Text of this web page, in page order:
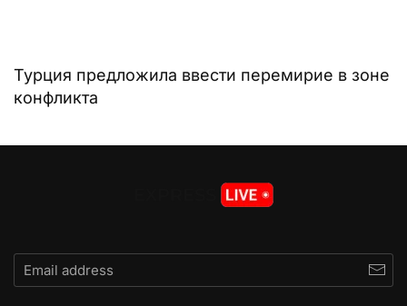
Турция предложила ввести перемирие в зоне
конфликта